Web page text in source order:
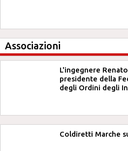
Associazioni
L'ingegnere
presidente della
degli Ordini degli
Coldiretti Marche